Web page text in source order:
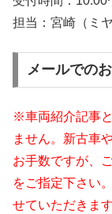
担当：宮崎（ミヤ
メールでの
※車両紹介記事
ません。新古車
お手数ですが、
をご指定下さい
せていただきます